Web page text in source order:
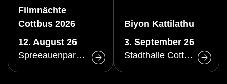
Filmnächte
Cottbus 2026
12. August 26
Spreeauenpark Cottbus
Biyon Kattilathu
3. September 26
Stadthalle Cottbus